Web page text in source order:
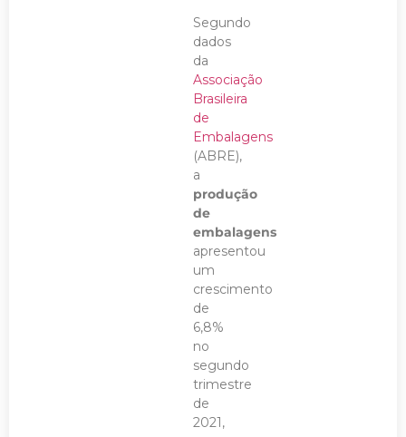
Segundo
dados
da
Associação
Brasileira
de
Embalagens
(ABRE),
a
produção
de
embalagens
apresentou
um
crescimento
de
6,8%
no
segundo
trimestre
de
2021,